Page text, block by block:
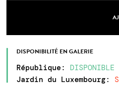
DISPONIBILITÉ EN GALERIE
République : DISPONIBLE
Jardin du Luxembourg: